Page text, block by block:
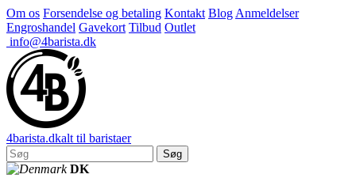
Om os Forsendelse og betaling Kontakt Blog Anmeldelser
Engroshandel Gavekort Tilbud Outlet
info@4barista.dk
4barista.dkalt til baristaer
Søg
DK